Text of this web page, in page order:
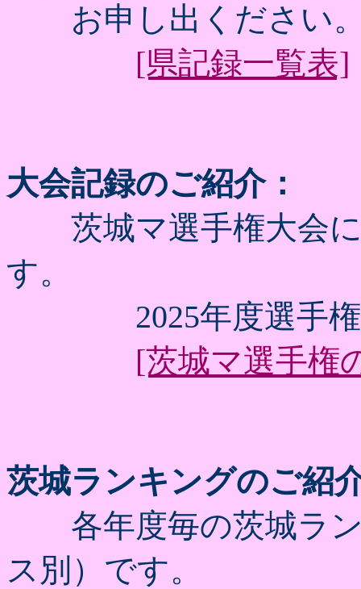
お申し出ください
[県記録一覧表]
大会記録のご紹介：
茨城マ選手権大会に
す。
2025年度選手権の
[茨城マ選手権
茨城ランキングのご紹
各年度毎の茨城ラン
ス別）です。